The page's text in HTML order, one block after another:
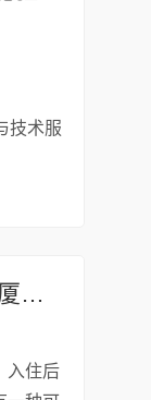
技术服
不用纠结预埋还是加装！派对屋 partyhouse 家庭影 K 一体音响，厦门新房老房皆可实现沉浸式影 K 体验
入住后